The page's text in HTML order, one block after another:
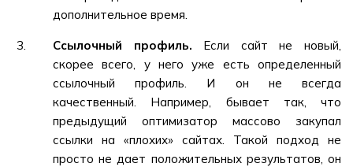
дополнительное время.
Ссылочный профиль. Если сайт не новый,
скорее всего, у него уже есть определенный
ссылочный профиль. И он не всегда
качественный. Например, бывает так, что
предыдущий оптимизатор массово закупал
ссылки на «плохих» сайтах. Такой подход не
просто не дает положительных результатов, он